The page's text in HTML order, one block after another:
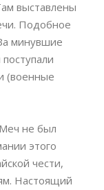
выставлены
Подобное
минувшие
(военные
не был
этого
чести,
Настоящий